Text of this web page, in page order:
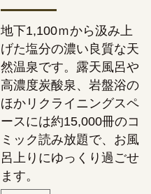
地下1,100ｍから汲み上
げた塩分の濃い良質な天
然温泉です。露天風呂や
高濃度炭酸泉、岩盤浴の
ほかリクライニングスペ
ースには約15,000冊のコ
ミック読み放題で、お風
呂上りにゆっくり過ごせ
ます。